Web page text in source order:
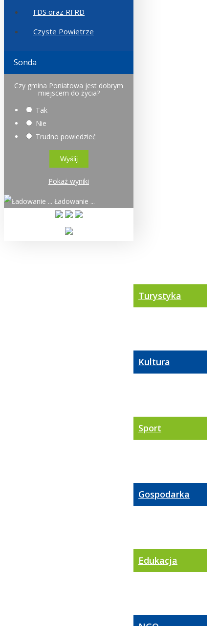
FDS oraz RFRD
Czyste Powietrze
Sonda
Czy gmina Poniatowa jest dobrym
miejscem do życia?
Tak
Nie
Trudno powiedzieć
Pokaż wyniki
Ładowanie ...
Turystyka
Kultura
Sport
Gospodarka
Edukacja